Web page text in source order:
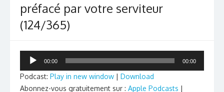
préfacé par votre serviteur
(124/365)
Lecteur
00:00 00:00
Podcast: Play in new window | Download
Abonnez-vous gratuitement sur : Apple Podcasts |